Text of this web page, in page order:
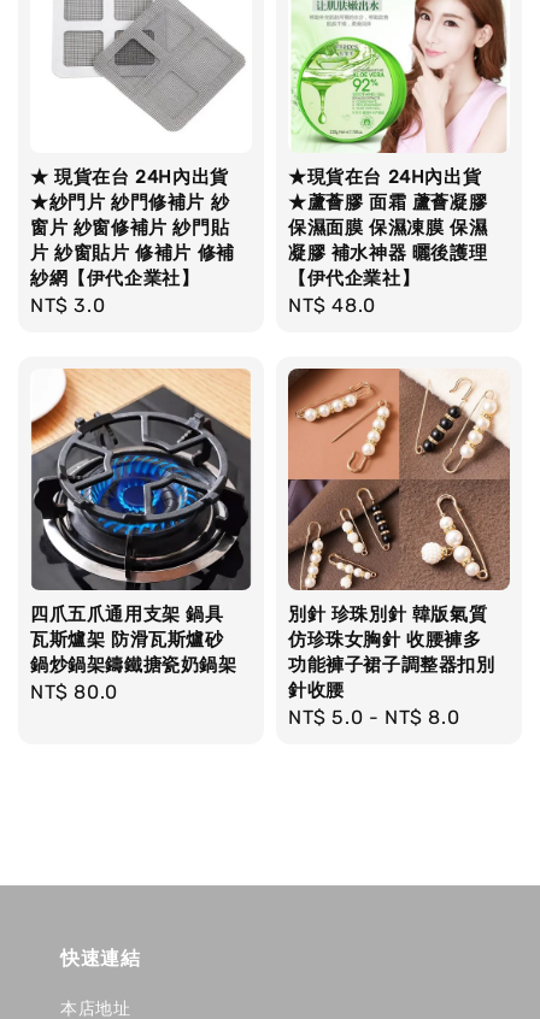
★ 現貨在台 24H內出貨
★紗門片 紗門修補片 紗
窗片 紗窗修補片 紗門貼
片 紗窗貼片 修補片 修補
紗網【伊代企業社】
Regular
NT$ 3.0
★現貨在台 24H內出貨
★蘆薈膠 面霜 蘆薈凝膠
保濕面膜 保濕凍膜 保濕
凝膠 補水神器 曬後護理
【伊代企業社】
Regular
NT$ 48.0
四爪五爪通用支架 鍋具
瓦斯爐架 防滑瓦斯爐砂
鍋炒鍋架鑄鐵搪瓷奶鍋架
Regular
NT$ 80.0
別針 珍珠別針 韓版氣質
仿珍珠女胸針 收腰褲多
功能褲子裙子調整器扣別
針收腰
Regular
NT$ 5.0 - NT$ 8.0
快速連結
本店地址